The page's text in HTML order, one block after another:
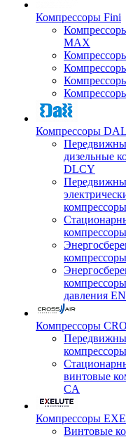
Компрессоры Fini
MAX
Компрессоры
дизельные
DLCY
давления EN
Компрессоры
винтовые
CA
Компрессоры
Винтовые